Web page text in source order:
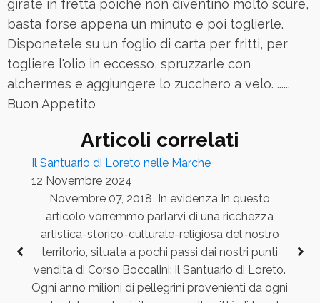
girate in fretta poiché non diventino molto scure,
basta forse appena un minuto e poi toglierle.
Disponetele su un foglio di carta per fritti, per
togliere l'olio in eccesso, spruzzarle con
alchermes e aggiungere lo zucchero a velo. ......
Buon Appetito
Articoli correlati
Il Santuario di Loreto nelle Marche
12 Novembre 2024
Novembre 07, 2018 In evidenza In questo
articolo vorremmo parlarvi di una ricchezza
artistica-storico-culturale-religiosa del nostro
territorio, situata a pochi passi dai nostri punti
vendita di Corso Boccalini: il Santuario di Loreto.
Ogni anno milioni di pellegrini provenienti da ogni